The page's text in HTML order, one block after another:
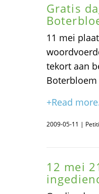
Gratis
11 mei
tekort aan
+Read
2009-05-11 |
12 mei